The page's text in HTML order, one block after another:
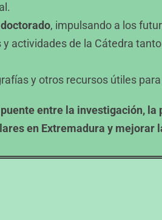
, impulsando a los
y actividades de la Cátedra
y otros recursos útiles
puente entre la investigación, la
en Extremadura y mejorar